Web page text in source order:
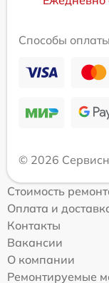
Способы оплаты
© 2026
Стоимость
Оплата и
Контакты
Вакансии
О компании
Ремонтируемые